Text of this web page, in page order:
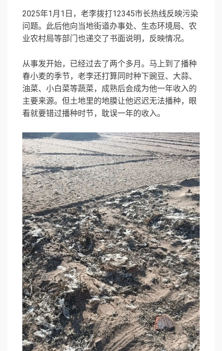
2025年1月1日，老李拨打12345市长热线反映污染
问题。此后他向当地街道办事处、生态环境局、农
业农村局等部门也递交了书面说明，反映情况。
从事发开始，已经过去了两个多月。马上到了播种
春小麦的季节，老李还打算同时种下豌豆、大蒜、
油菜、小白菜等蔬菜，成熟后会成为他一年收入的
主要来源。但土地里的地膜让他迟迟无法播种，眼
看就要错过播种时节，耽误一年的收入。